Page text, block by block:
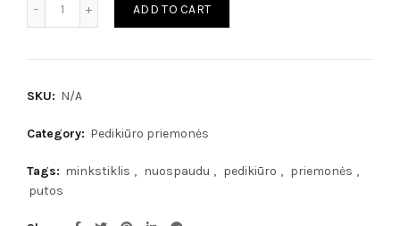
ADD TO CART
SKU: N/A
Category: Pedikiūro priemonės
Tags: minkstiklis , nuospaudu , pedikiūro , priemonės ,
putos